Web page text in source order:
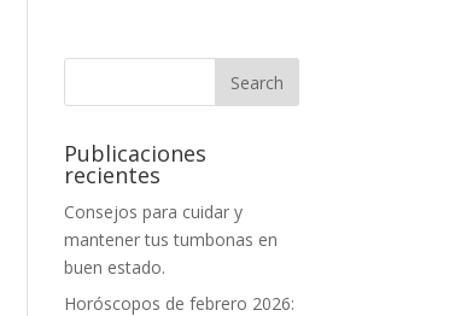
Publicaciones
recientes
Consejos para cuidar y
mantener tus tumbonas en
buen estado.
Horóscopos de febrero 2026: